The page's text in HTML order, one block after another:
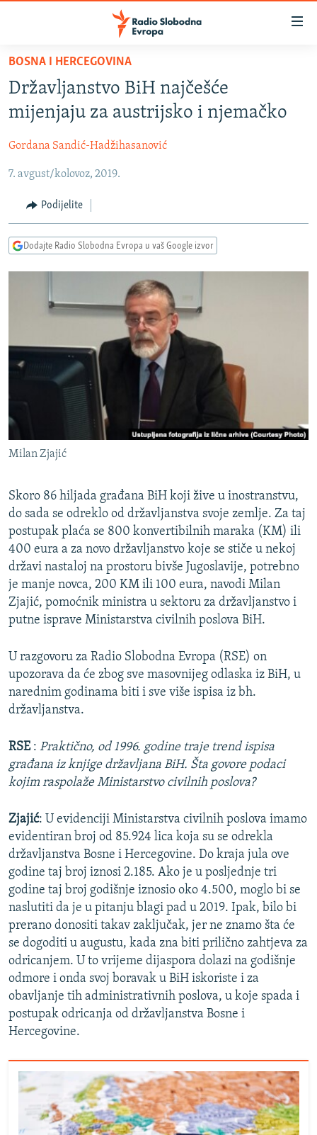
Pređite
glavni
sadržaj
Pređite
na
navigaciju
Pređite
pretragu
BOSNA I HERCEGOVINA
SRBIJA
KOSOVO
CRNA GORA
VIZUELNO
FOTOGALERIJE
PODCASTI
RAT U UKRAJINI
RSE PRIČE IZ SVIJETA
DNEVNO@RSE
SPECIJALI RSE
VIŠE OD NASLOVA
GENOCID U SREBRENICI
POPLAVE I KLIZIŠTA U BIH 2024.
POST SCRIPTUM
MOJA EVROPA
TRI DECENIJE OD RATA U BIH
SVE KARTE DEJTONA
NASTANAK I RASPAD JUGOSLAVIJE
PRATITE NAS
Sve RFE/RL stranice
BOSNA I HERCEGOVINA
Državljanstvo BiH najčešće
mijenjaju za austrijsko i njemačko
Gordana Sandić-Hadžihasanović
7. avgust/kolovoz, 2019.
Podijelite
Dodajte Radio Slobodna Evropa u vaš Google izvor
Milan Zjajić
Skoro 86 hiljada građana BiH koji žive u inostranstvu,
do sada se odreklo od državljanstva svoje zemlje. Za taj
postupak plaća se 800 konvertibilnih maraka (KM) ili
400 eura a za novo državljanstvo koje se stiče u nekoj
državi nastaloj na prostoru bivše Jugoslavije, potrebno
je manje novca, 200 KM ili 100 eura, navodi Milan
Zjajić, pomoćnik ministra u sektoru za državljanstvo i
putne isprave Ministarstva civilnih poslova BiH.
U razgovoru za Radio Slobodna Evropa (RSE) on
upozorava da će zbog sve masovnijeg odlaska iz BiH, u
narednim godinama biti i sve više ispisa iz bh.
državljanstva.
RSE: Praktično, od 1996. godine traje trend ispisa
građana iz knjige državljana BiH. Šta govore podaci
kojim raspolaže Ministarstvo civilnih poslova?
Zjajić: U evidenciji Ministarstva civilnih poslova imamo
evidentiran broj od 85.924 lica koja su se odrekla
državljanstva Bosne i Hercegovine. Do kraja jula ove
godine taj broj iznosi 2.185. Ako je u posljednje tri
godine taj broj godišnje iznosio oko 4.500, moglo bi se
naslutiti da je u pitanju blagi pad u 2019. Ipak, bilo bi
prerano donositi takav zaključak, jer ne znamo šta će
se dogoditi u augustu, kada zna biti prilično zahtjeva za
odricanjem. U to vrijeme dijaspora dolazi na godišnje
odmore i onda svoj boravak u BiH iskoriste i za
obavljanje tih administrativnih poslova, u koje spada i
postupak odricanja od državljanstva Bosne i
Hercegovine.